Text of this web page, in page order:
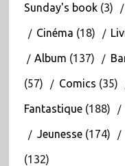
Sunday's book(3)
Cinéma (18)
Album (137)
(57) Comics (35)
Fantastique(188)
Jeunesse(174)
(132)